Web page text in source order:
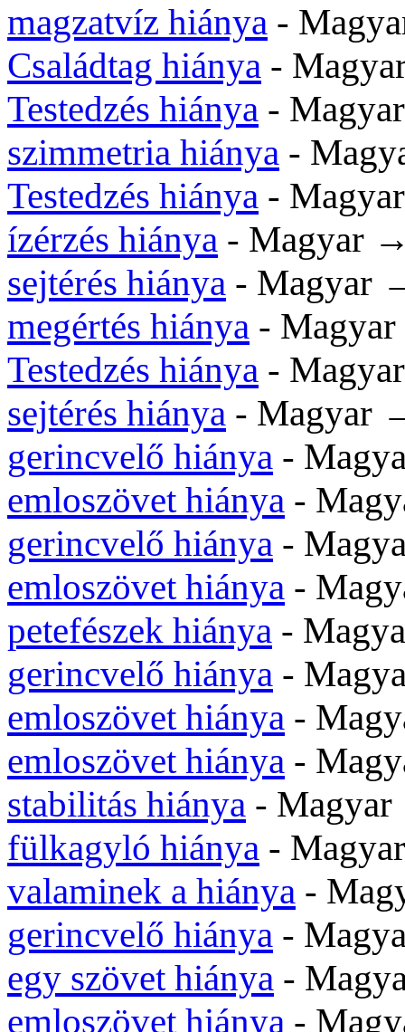
magzatvíz hiánya -
Családtag hiánya -
Testedzés hiánya -
szimmetria hiánya -
Testedzés hiánya -
ízérzés hiánya - Magyar
sejtérés hiánya - Magyar
megértés hiánya -
Testedzés hiánya -
sejtérés hiánya - Magyar
gerincvelő hiánya -
emloszövet hiánya -
gerincvelő hiánya -
emloszövet hiánya -
petefészek hiánya -
gerincvelő hiánya -
emloszövet hiánya -
emloszövet hiánya -
stabilitás hiánya -
fülkagyló hiánya -
valaminek a hiánya -
gerincvelő hiánya -
egy szövet hiánya -
emloszövet hiánya -